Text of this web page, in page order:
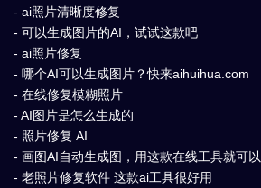
- ai照片清晰度修复
- 可以生成图片的AI，试试这款吧
- ai照片修复
- 哪个AI可以生成图片？快来aihuihua.com
- 在线修复模糊照片
- AI图片是怎么生成的
- 照片修复 AI
- 画图AI自动生成图，用这款在线工具就可以
- 老照片修复软件 这款ai工具很好用